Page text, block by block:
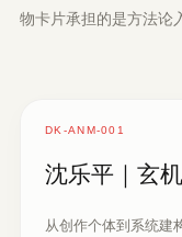
物卡片承担的是方法论
DK-ANM-001
沈乐平｜玄
从创作个体到系统建